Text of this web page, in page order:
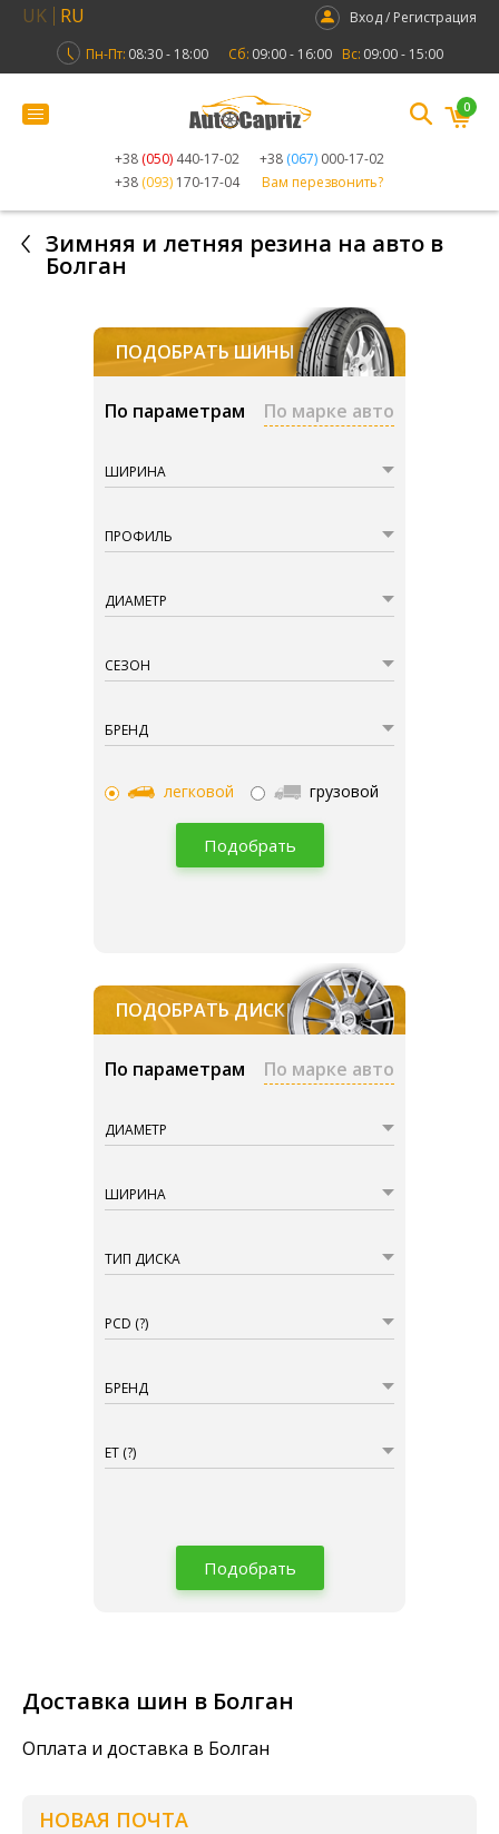
UK RU
Вход / Регистрация
Пн-Пт: 08:30 - 18:00 Сб: 09:00 - 16:00 Вс: 09:00 - 15:00
+38 (050) 440-17-02 +38 (067) 000-17-02
+38 (093) 170-17-04 Вам перезвонить?
0
Зимняя и летняя резина на авто в
Болган
ПОДОБРАТЬ ШИНЫ
По параметрам По марке авто
ШИРИНА
ПРОФИЛЬ
ДИАМЕТР
СЕЗОН
БРЕНД
легковой грузовой
Подобрать
ПОДОБРАТЬ ДИСКИ
По параметрам По марке авто
ДИАМЕТР
ШИРИНА
ТИП ДИСКА
PCD (?)
БРЕНД
ET (?)
Подобрать
Доставка шин в Болган
Оплата и доставка в Болган
НОВАЯ ПОЧТА